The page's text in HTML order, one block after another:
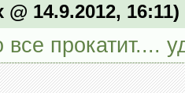
14.9.2012, 16:11)
прокатит....